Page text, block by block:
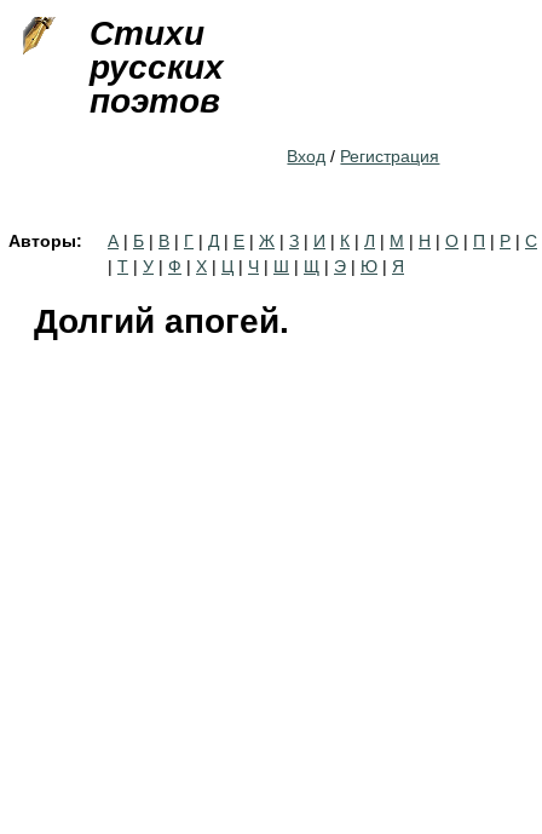
Стихи
русских
поэтов
Вход / Регистрация
Авторы: А | Б | В | Г | Д | Е | Ж | З | И | К | Л | М | Н | О | П | Р | С
| Т | У | Ф | Х | Ц | Ч | Ш | Щ | Э | Ю | Я
Долгий апогей.